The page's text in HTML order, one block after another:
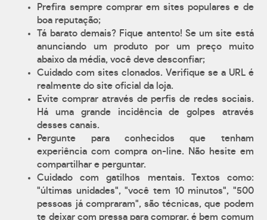
Prefira sempre comprar em sites populares e de
boa reputação;
Tá barato demais? Fique antento! Se um site está
anunciando um produto por um preço muito
abaixo da média, você deve desconfiar;
Cuidado com sites clonados. Verifique se a URL é
realmente do site oficial da loja.
Evite comprar através de perfis de redes sociais.
Há uma grande incidência de golpes através
desses canais.
Pergunte para conhecidos que tenham
experiência com compra on-line. Não hesite em
compartilhar e perguntar.
Cuidado com gatilhos mentais. Textos como:
"últimas unidades", "você tem 10 minutos", "500
pessoas já compraram", são técnicas, que podem
te deixar com pressa para comprar, é bem comum